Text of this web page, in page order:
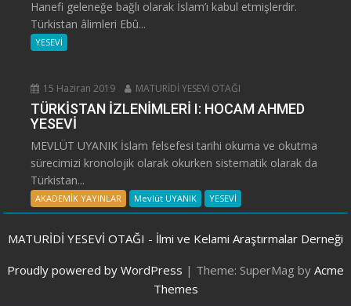
Hanefi geleneğe bağlı olarak İslam’ı kabul etmişlerdir.
Türkistan âlimleri Ebû...
YESEVİ
15 Haziran 2019 MATURİDİ YESEVİ OTAĞI
TÜRKİSTAN İZLENİMLERİ I: HOCAM AHMED
YESEVİ
MEVLÜT UYANIK İslam felsefesi tarihi okuma ve okutma
sürecimizi kronolojik olarak okurken sistematik olarak da
Türkistan...
AKADEMİK YAYINLAR Mevlüt UYANIK YESEVİ
MATURİDİ YESEVİ OTAĞI - İlmi ve Kelami Araştırmalar Derneği
Proudly powered by WordPress | Theme: SuperMag by Acme
Themes